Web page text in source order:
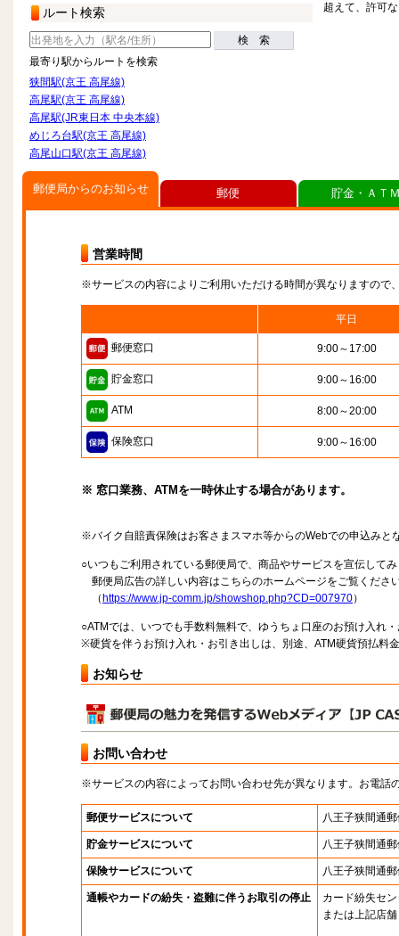
ルート検索
検 索
最寄り駅からルートを検索
狭間駅(京王 高尾線)
高尾駅(京王 高尾線)
高尾駅(JR東日本 中央本線)
めじろ台駅(京王 高尾線)
高尾山口駅(京王 高尾線)
超えて、許可
郵便局からのお知らせ
営業時間
※サービスの内容によりご利用いただける時間が異なりますので
平日
郵便窓口 9:00～17:00
貯金窓口 9:00～16:00
ATM 8:00～20:00
保険窓口 9:00～16:00
※ 窓口業務、ATMを一時休止する場合があります。
※バイク自賠責保険はお客さまスマホ等からのWebでの申込みと
○いつもご利用されている郵便局で、商品やサービスを宣伝して
郵便局広告の詳しい内容はこちらのホームページをご覧くださ
（ https://www.jp-comm.jp/showshop.php?CD=007970）
○ATMでは、いつでも手数料無料で、ゆうちょ口座のお預け入れ
※硬貨を伴うお預け入れ・お引き出しは、別途、ATM硬貨預払料
お知らせ
お問い合わせ
※サービスの内容によってお問い合わせ先が異なります。お電話
郵便サービスについて 八王子狭間通
貯金サービスについて 八王子狭間通
保険サービスについて 八王子狭間通
通帳やカードの紛失・盗難に伴うお取引の停止
カード紛失セ
または上記店舗
郵便 貯金・ＡＴ